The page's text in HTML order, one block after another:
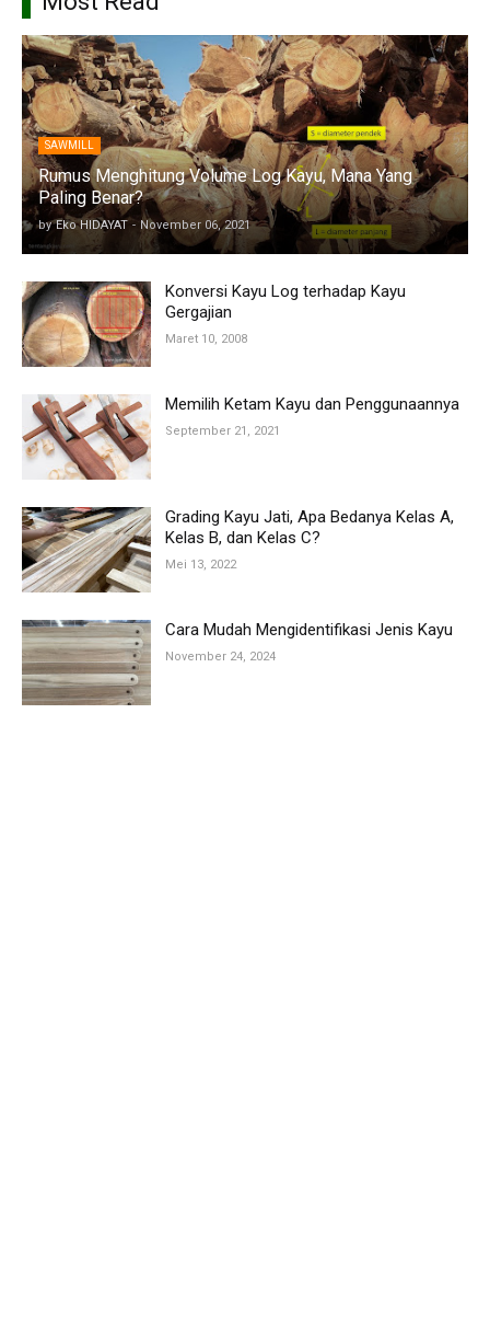
SAWMILL
Rumus Menghitung Volume Log Kayu, Mana Yang
Paling Benar?
by Eko HIDAYAT - November 06, 2021
Konversi Kayu Log terhadap Kayu
Gergajian
Maret 10, 2008
Memilih Ketam Kayu dan Penggunaannya
September 21, 2021
Grading Kayu Jati, Apa Bedanya Kelas A,
Kelas B, dan Kelas C?
Mei 13, 2022
Cara Mudah Mengidentifikasi Jenis Kayu
November 24, 2024